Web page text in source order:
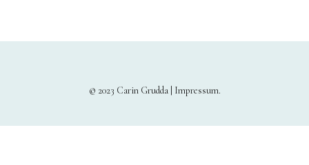
© 2023 Carin Grudda | Impressum